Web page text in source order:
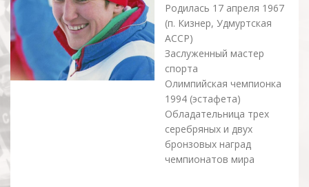
Родилась 17 апреля 1967
(п. Кизнер, Удмуртская
АССР)
Заслуженный мастер
спорта
Олимпийская чемпионка
1994 (эстафета)
Обладательница трех
серебряных и двух
бронзовых наград
чемпионатов мира